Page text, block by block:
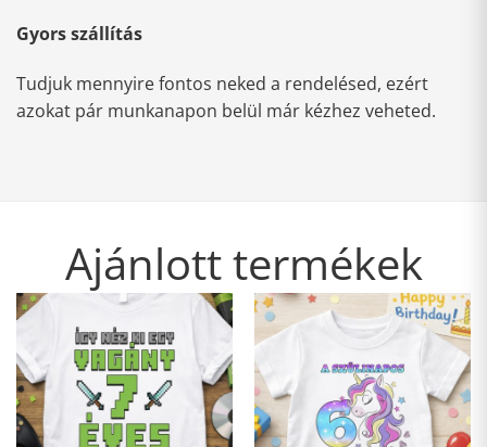
Gyors szállítás
Tudjuk mennyire fontos neked a rendelésed, ezért
azokat pár munkanapon belül már kézhez veheted.
Ajánlott termékek